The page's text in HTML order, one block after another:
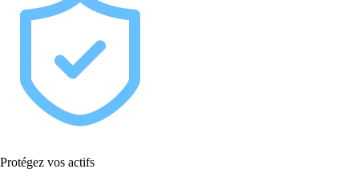
Protégez vos actifs